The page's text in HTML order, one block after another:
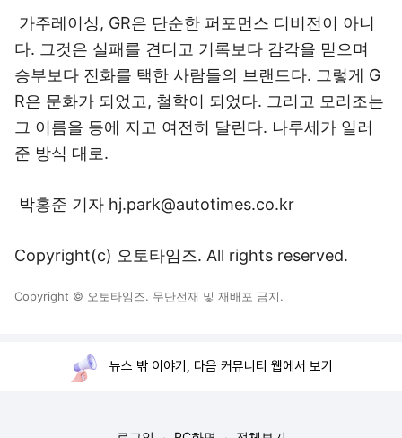
가주레이싱, GR은 단순한 퍼포먼스 디비전이 아니
다. 그것은 실패를 견디고 기록보다 감각을 믿으며
승부보다 진화를 택한 사람들의 브랜드다. 그렇게 G
R은 문화가 되었고, 철학이 되었다. 그리고 모리조는
그 이름을 등에 지고 여전히 달린다. 나루세가 일러
준 방식 대로.
박홍준 기자 hj.park@autotimes.co.kr
Copyright(c) 오토타임즈. All rights reserved.
Copyright © 오토타임즈. 무단전재 및 재배포 금지.
뉴스 밖 이야기, 다음 커뮤니티 웹에서 보기